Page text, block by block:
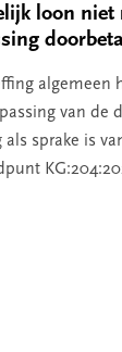
loon niet
algemeen
van de
sprake is